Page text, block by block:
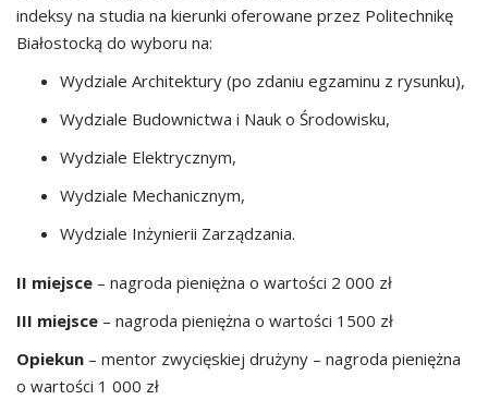
indeksy na studia na kierunki oferowane przez Politechnikę
Białostocką do wyboru na:
Wydziale Architektury (po zdaniu egzaminu z rysunku),
Wydziale Budownictwa i Nauk o Środowisku,
Wydziale Elektrycznym,
Wydziale Mechanicznym,
Wydziale Inżynierii Zarządzania.
II miejsce – nagroda pieniężna o wartości 2 000 zł
III miejsce – nagroda pieniężna o wartości 1500 zł
Opiekun – mentor zwycięskiej drużyny – nagroda pieniężna
o wartości 1 000 zł